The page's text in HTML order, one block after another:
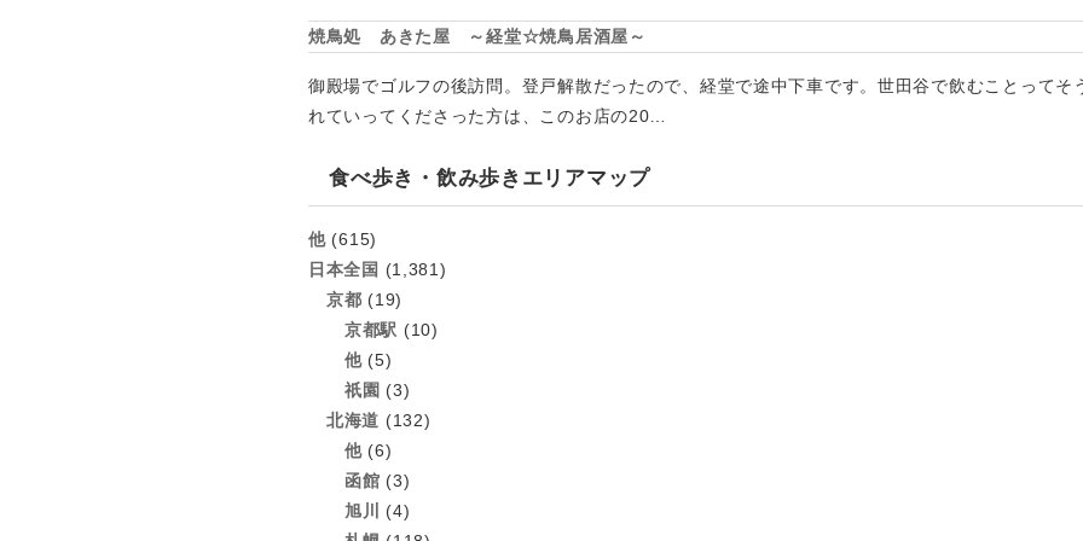
焼鳥処 あきた屋 ～経堂☆焼鳥居酒屋～
御殿場でゴルフの後訪問。登戸解散だったので、経堂で途中下車です。世田谷で飲むことって
れていってくださった方は、このお店の20…
食べ歩き・飲み歩きエリアマップ
他(615)
日本全国 (1,381)
京都 (19)
京都駅 (10)
他(5)
祇園 (3)
北海道 (132)
他(6)
函館 (3)
旭川
(4)